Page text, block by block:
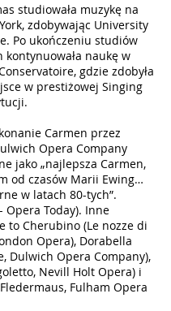
studiowała muzykę na
zdobywając University
Po ukończeniu studiów
kontynuowała naukę w
gdzie zdobyła
w prestiżowej Singing
Carmen przez
Opera Company
jako „najlepsza Carmen,
od czasów Marii Ewing…
w latach 80-tych”.
Opera Today). Inne
to Cherubino (Le nozze di
Opera), Dorabella
Dulwich Opera Company),
Nevill Holt Opera) i
Fulham Opera